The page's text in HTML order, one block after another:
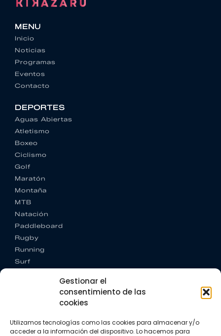
Gestionar el
consentimiento de las
cookies
Utilizamos tecnologías como las cookies para almacenar y/o
acceder a la información del dispositivo. Lo hacemos para
MENU
Inicio
Noticias
Programas
Eventos
Contacto
DEPORTES
Aguas Abiertas
Atletismo
Boxeo
Ciclismo
Golf
Maratón
Montaña
MTB
Natación
Paddleboard
Rugby
Running
Surf
CONTACTO
+34 662 342 177